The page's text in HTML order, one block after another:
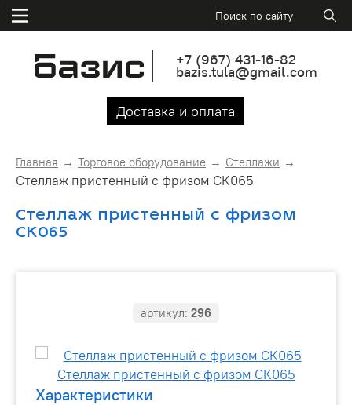
+7 (967) 431-16-82
bazis.tula@gmail.com
Доставка и оплата
Главная Торговое оборудование Стеллажи
Стеллаж пристенный с фризом СК065
Стеллаж пристенный с фризом
СК065
артикул: 296
Характеристики